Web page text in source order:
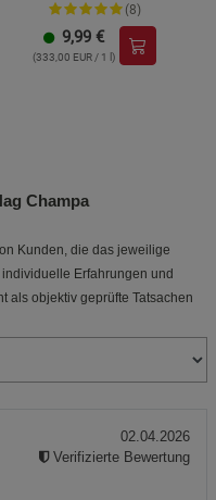
(8)
9,99 €
(333,00 EUR / 1 l)
Champa
Kunden, die das jeweilige
Erfahrungen und
als objektiv geprüfte Tatsachen
02.04.2026
Verifizierte Bewertung